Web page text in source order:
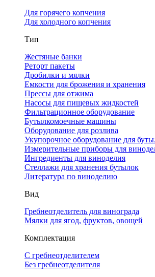
Для горячего копчения
Для холодного копчения
Тип
Жестяные банки
Реторт пакеты
Дробилки и мялки
Емкости для брожения и хранения
Прессы для отжима
Насосы для пищевых жидкостей
Фильтрационное оборудование
Бутылкомоечные машины
Оборудование для розлива
Укупорочное оборудование для
Измерительные приборы для
Ингредиенты для виноделия
Стеллажи для хранения бутылок
Литература по виноделию
Вид
Гребнеотделитель для винограда
Мялки для ягод, фруктов, овощей
Комплектация
С гребнеотделителем
Без гребнеотделителя